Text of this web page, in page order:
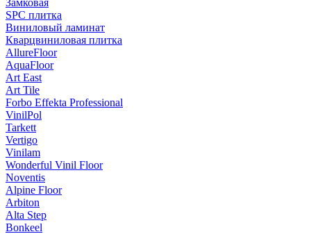
Замковая
SPC плитка
Виниловый ламинат
Кварцвиниловая плитка
AllureFloor
AquaFloor
Art East
Art Tile
Forbo Effekta Professional
VinilPol
Tarkett
Vertigo
Vinilam
Wonderful Vinil Floor
Noventis
Alpine Floor
Arbiton
Alta Step
Bonkeel